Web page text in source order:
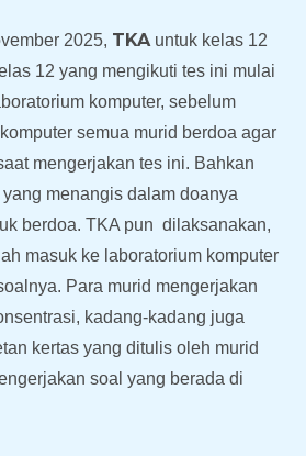
2025, TKA untuk kelas 12
12 yang mengikuti tes ini mulai
komputer, sebelum
semua murid berdoa agar
mengerjakan tes ini. Bahkan
menangis dalam doanya
berdoa. TKA pun dilaksanakan,
masuk ke laboratorium komputer
Para murid mengerjakan
kadang-kadang juga
kertas yang ditulis oleh murid
soal yang berada di